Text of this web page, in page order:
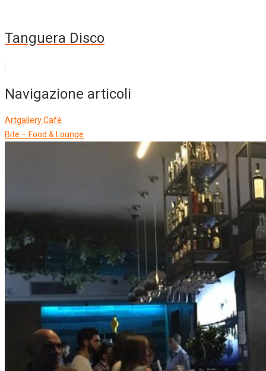
Tanguera Disco
Navigazione articoli
Artgallery Cafè
Bite – Food & Lounge